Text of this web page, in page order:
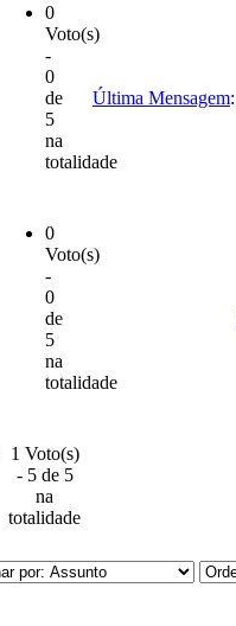
0
Voto(s)
-
0
de
5
na
totalidade
Última Mensagem:
0
Voto(s)
-
0
de
5
na
totalidade
1 Voto(s)
- 5 de 5
na
totalidade